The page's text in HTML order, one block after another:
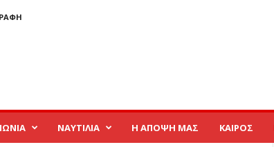
ΝΑΥΤΙΛΙΑ Η ΑΠΟΨΗ ΜΑΣ ΚΑΙΡΟΣ